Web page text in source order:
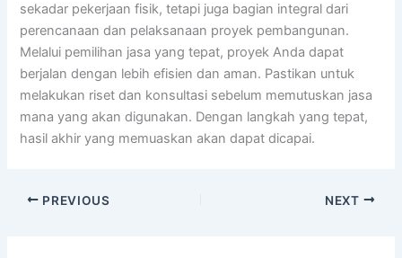
sekadar pekerjaan fisik, tetapi juga bagian integral dari
perencanaan dan pelaksanaan proyek pembangunan.
Melalui pemilihan jasa yang tepat, proyek Anda dapat
berjalan dengan lebih efisien dan aman. Pastikan untuk
melakukan riset dan konsultasi sebelum memutuskan jasa
mana yang akan digunakan. Dengan langkah yang tepat,
hasil akhir yang memuaskan akan dapat dicapai.
PREVIOUS NEXT